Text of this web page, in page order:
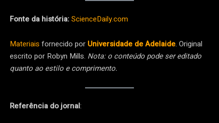
Fonte da história:ScienceDaily.com
Materiais fornecido por Universidade de Adelaide. Original
escrito por Robyn Mills. Nota: o conteúdo pode ser editado
quanto ao estilo e comprimento.
Referência do jornal: